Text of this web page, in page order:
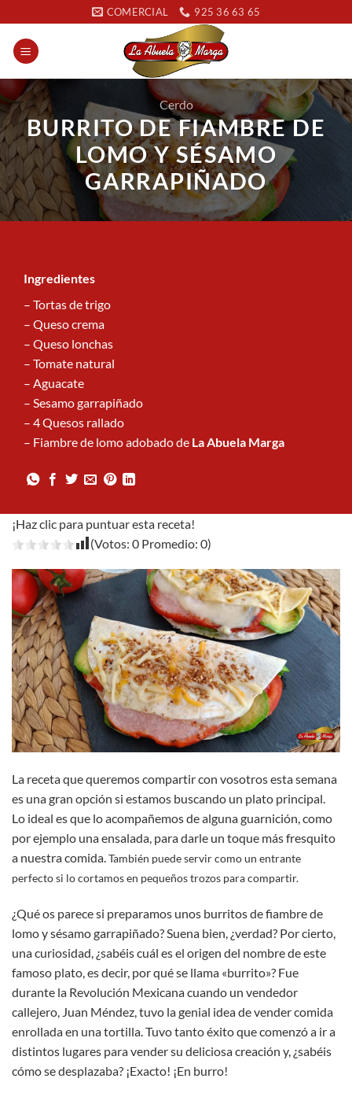
al
contenido
COMERCIAL 925 36 63 65
Cerdo
BURRITO DE FIAMBRE DE
LOMO Y SÉSAMO
GARRAPIÑADO
Ingredientes
– Tortas de trigo
– Queso crema
– Queso lonchas
– Tomate natural
– Aguacate
– Sesamo garrapiñado
– 4 Quesos rallado
– Fiambre de lomo adobado de La Abuela Marga
¡Haz clic para puntuar esta receta!
(Votos: 0 Promedio: 0)
La receta que queremos compartir con vosotros esta semana
es una gran opción si estamos buscando un plato principal.
Lo ideal es que lo acompañemos de alguna guarnición, como
por ejemplo una ensalada, para darle un toque más fresquito
a nuestra comida.También puede servir como un entrante
perfecto si lo cortamos en pequeños trozos para compartir.
¿Qué os parece si preparamos unos burritos de fiambre de
lomo y sésamo garrapiñado? Suena bien, ¿verdad? Por cierto,
una curiosidad, ¿sabéis cuál es el origen del nombre de este
famoso plato, es decir, por qué se llama «burrito»? Fue
durante la Revolución Mexicana cuando un vendedor
callejero, Juan Méndez, tuvo la genial idea de vender comida
enrollada en una tortilla. Tuvo tanto éxito que comenzó a ir a
distintos lugares para vender su deliciosa creación y, ¿sabéis
cómo se desplazaba? ¡Exacto! ¡En burro!